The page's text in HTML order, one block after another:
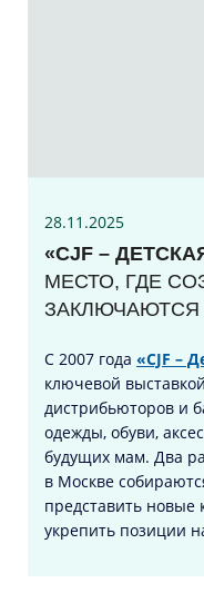
28.11.2025
«CJF –
МЕСТО, ГДЕ
ЗАКЛЮЧАЮТСЯ
С 2007 года «CJF –
ключевой
дистрибьюторов и
одежды, обуви,
будущих мам. Два
в Москве
представить новые
укрепить позиции